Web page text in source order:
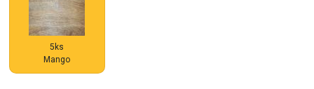
5ks
Mango